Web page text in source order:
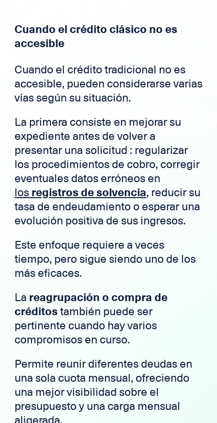
Cuando el crédito clásico no es
accesible
Cuando el crédito tradicional no es
accesible, pueden considerarse varias
vías según su situación.
La primera consiste en mejorar su
expediente antes de volver a
presentar una solicitud : regularizar
los procedimientos de cobro, corregir
eventuales datos erróneos en
los registros de solvencia, reducir su
tasa de endeudamiento o esperar una
evolución positiva de sus ingresos.
Este enfoque requiere a veces
tiempo, pero sigue siendo uno de los
más eficaces.
La reagrupación o compra de
créditostambién puede ser
pertinente cuando hay varios
compromisos en curso.
Permite reunir diferentes deudas en
una sola cuota mensual, ofreciendo
una mejor visibilidad sobre el
presupuesto y una carga mensual
aligerada.